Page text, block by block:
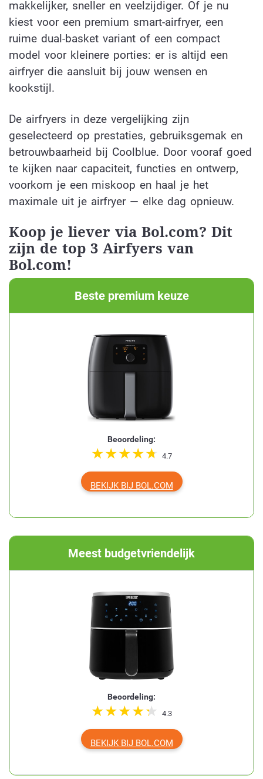
makkelijker, sneller en veelzijdiger. Of je nu
kiest voor een premium smart-airfryer, een
ruime dual-basket variant of een compact
model voor kleinere porties: er is altijd een
airfryer die aansluit bij jouw wensen en
kookstijl.
De airfryers in deze vergelijking zijn
geselecteerd op prestaties, gebruiksgemak en
betrouwbaarheid bij Coolblue. Door vooraf goed
te kijken naar capaciteit, functies en ontwerp,
voorkom je een miskoop en haal je het
maximale uit je airfryer — elke dag opnieuw.
Koop je liever via Bol.com? Dit
zijn de top 3 Airfyers van
Bol.com!
Beste premium keuze
Beoordeling:
4.7
BEKIJK BIJ BOL.COM
Meest budgetvriendelijk
Beoordeling:
4.3
BEKIJK BIJ BOL.COM